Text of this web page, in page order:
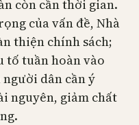
còn cần thời gian.
của vấn đề, Nhà
thiện chính sách;
tố tuần hoàn vào
dân cần ý
nguyên, giảm chất